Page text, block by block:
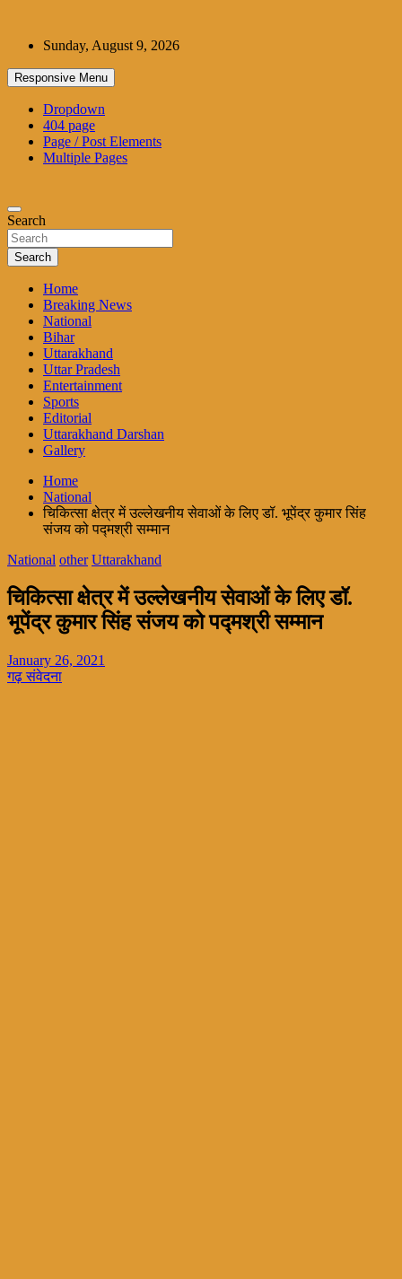
contentSunday, August 9, 2026
Responsive Menu
Dropdown
404 page
Page / Post Elements
Multiple Pages
Search
Search
Home
Breaking News
National
Bihar
Uttarakhand
Uttar Pradesh
Entertainment
Sports
Editorial
Uttarakhand Darshan
Gallery
Home
National
चिकित्सा क्षेत्र में उल्लेखनीय सेवाओं के लिए डॉ. भूपेंद्र कुमार सिंह
संजय को पद्मश्री सम्मान
National other Uttarakhand
चिकित्सा क्षेत्र में उल्लेखनीय सेवाओं के लिए डॉ.
भूपेंद्र कुमार सिंह संजय को पद्मश्री सम्मान
January 26, 2021
गढ़ संवेदना